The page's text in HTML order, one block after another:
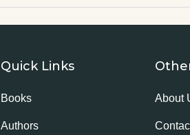
Quick Links
Books
Authors
About